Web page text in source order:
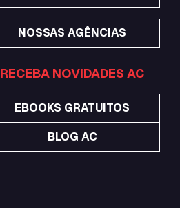
NOSSAS AGÊNCIAS
RECEBA NOVIDADES AC
EBOOKS GRATUITOS
BLOG AC